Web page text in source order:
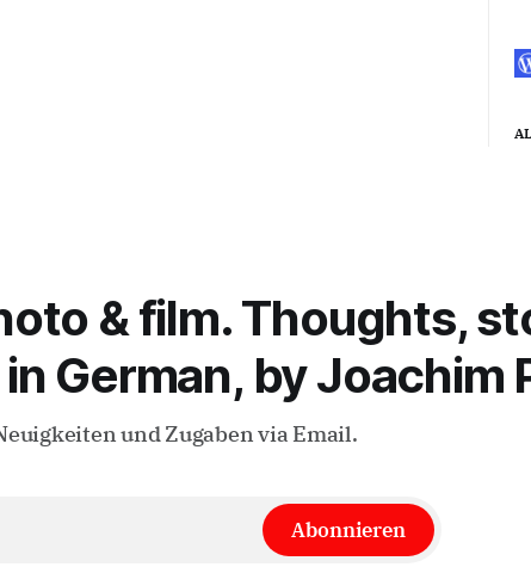
& film. Thoughts,
German, by Joachim
und Zugaben via Email.
Abonnieren